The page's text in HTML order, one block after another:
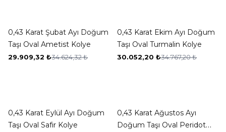
-14%
0,43 Karat Şubat Ayı Doğum
Taşı Oval Ametist Kolye
29.909,32 ₺34.624,32₺
-14%
0,43 Karat Ekim Ayı Doğum
Taşı Oval Turmalin Kolye
30.052,20 ₺34.767,20₺
-13%
0,43 Karat Eylül Ayı Doğum
Taşı Oval Safir Kolye
-14%
0,43 Karat Ağustos Ayı
Doğum Taşı Oval Peridot